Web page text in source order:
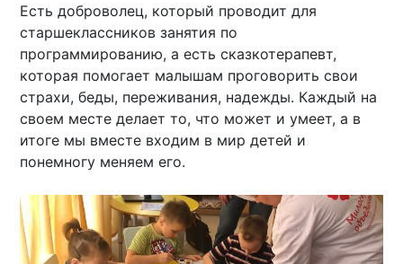
Есть доброволец, который проводит для
старшеклассников занятия по
программированию, а есть сказкотерапевт,
которая помогает малышам проговорить свои
страхи, беды, переживания, надежды. Каждый на
своем месте делает то, что может и умеет, а в
итоге мы вместе входим в мир детей и
понемногу меняем его.